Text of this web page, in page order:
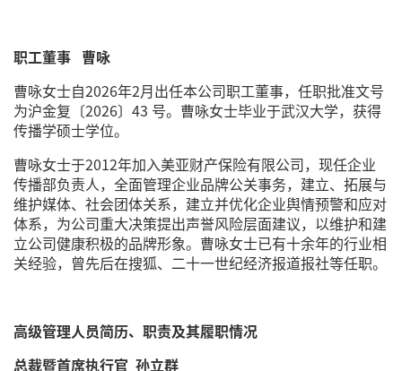
职工董事 曹咏
曹咏女士自2026年2月出任本公司职工董事，任职批准文号
为沪金复〔2026〕43 号。曹咏女士毕业于武汉大学，获得
传播学硕士学位。
曹咏女士于2012年加入美亚财产保险有限公司，现任企业
传播部负责人，全面管理企业品牌公关事务，建立、拓展与
维护媒体、社会团体关系，建立并优化企业舆情预警和应对
体系，为公司重大决策提出声誉风险层面建议，以维护和建
立公司健康积极的品牌形象。曹咏女士已有十余年的行业相
关经验，曾先后在搜狐、二十一世纪经济报道报社等任职。
高级管理人员简历、职责及其履职情况
总裁暨首席执行官 孙立群